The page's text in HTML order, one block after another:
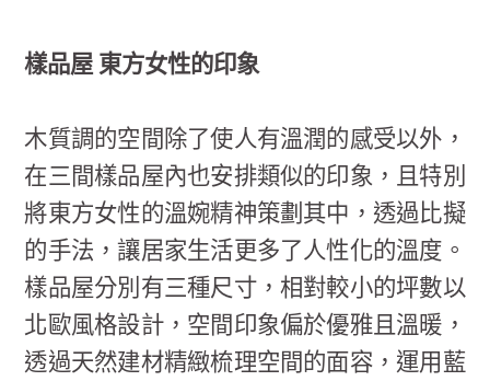
樣品屋 東方女性的印象
木質調的空間除了使人有溫潤的感受以外，
在三間樣品屋內也安排類似的印象，且特別
將東方女性的溫婉精神策劃其中，透過比擬
的手法，讓居家生活更多了人性化的溫度。
樣品屋分別有三種尺寸，相對較小的坪數以
北歐風格設計，空間印象偏於優雅且溫暖，
透過天然建材精緻梳理空間的面容，運用藍